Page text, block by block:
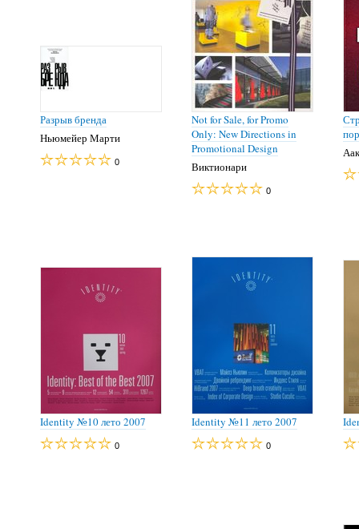
Разрыв бренда
Ньюмейер Марти
0
Not for Sale, for Promo
Only: New Directions in
Promotional Design
Виктионари
0
Identity №10 лето 2007
0
Identity №11 лето 2007
0